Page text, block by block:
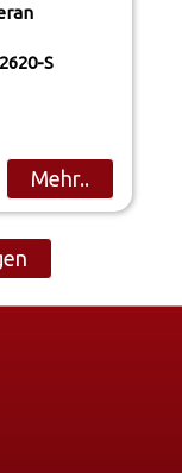
S
Mehr..